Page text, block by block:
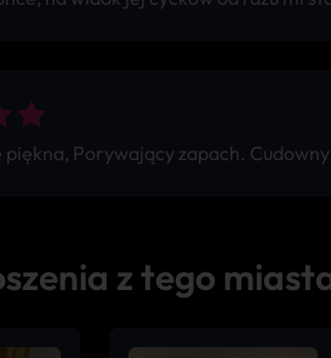
Porywający zapach.
z tego